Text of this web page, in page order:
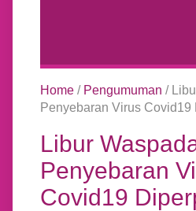
Home/ Pengumuman /
Penyebaran Virus Covid19
Libur
Penyebaran
Covid19